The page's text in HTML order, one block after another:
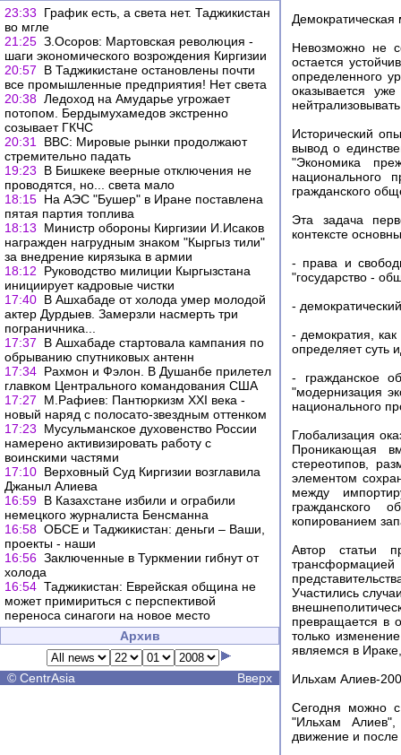
23:33
График есть, а света нет. Таджикистан
во мгле
21:25 З.Осоров: Мартовская революция -
шаги экономического возрождения Киргизии
20:57
В Таджикистане остановлены почти
все промышленные предприятия! Нет света
20:38 Ледоход на Амударье угрожает
потопом. Бердымухамедов экстренно
созывает ГКЧС
20:31
ВВС: Мировые рынки продолжают
стремительно падать
19:23
В Бишкеке веерные отключения не
проводятся, но... света мало
18:15 На АЭС "Бушер" в Иране поставлена
пятая партия топлива
18:13
Министр обороны Киргизии И.Исаков
награжден нагрудным знаком "Кыргыз тили"
за внедрение кирязыка в армии
18:12
Руководство милиции Кыргызстана
инициирует кадровые чистки
17:40 В Ашхабаде от холода умер молодой
актер Дурдыев. Замерзли насмерть три
пограничника...
17:37
В Ашхабаде стартовала кампания по
обрыванию спутниковых антенн
17:34 Рахмон и Фэлон. В Душанбе прилетел
главком Центрального командования США
17:27
М.Рафиев: Пантюркизм XXI века -
новый наряд с полосато-звездным оттенком
17:23
Мусульманское духовенство России
намерено активизировать работу с
воинскими частями
17:10 Верховный Суд Киргизии возглавила
Джаныл Алиева
16:59 В Казахстане избили и ограбили
немецкого журналиста Бенсманна
16:58 ОБСЕ и Таджикистан: деньги – Ваши,
проекты - наши
16:56 Заключенные в Туркмении гибнут от
холода
16:54 Таджикистан: Еврейская община не
может примириться с перспективой
переноса синагоги на новое место
Архив
© CentrAsia Вверх
Невозможно не
остается
определенного
оказывается
Исторический
вывод о
"Экономика
национального
гражданского
Эта задача
контексте
- права и
"государство -
-
- демократия,
определяет суть
- гражданское
"модернизация
национального
Глобализация
Проникающая
стереотипов,
элементом
между
гражданского
копированием
Автор статьи
трансформацией
Участились
превращается в
только
являемся в
Ильхам Алиев-
Сегодня можно с
"Ильхам Алиев",
движение и